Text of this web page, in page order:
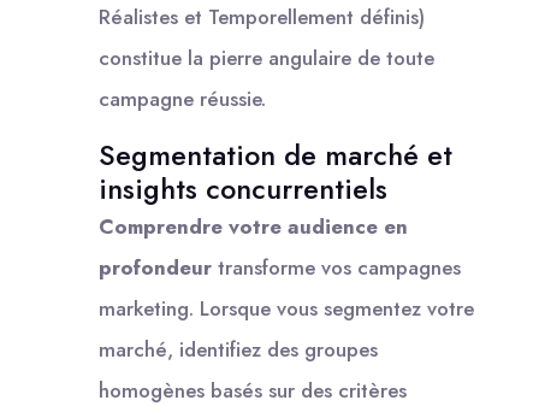
Réalistes et Temporellement définis)
constitue la pierre angulaire de toute
campagne réussie.
Segmentation de marché et
insights concurrentiels
Comprendre votre audience en
profondeur transforme vos campagnes
marketing. Lorsque vous segmentez votre
marché, identifiez des groupes
homogènes basés sur des critères